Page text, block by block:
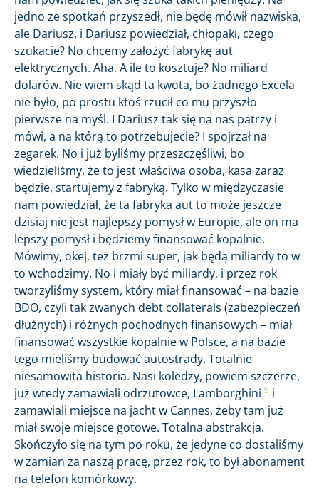
jedno ze spotkań przyszedł, nie będę mówił nazwiska,
ale Dariusz, i Dariusz powiedział, chłopaki, czego
szukacie? No chcemy założyć fabrykę aut
elektrycznych. Aha. A ile to kosztuje? No miliard
dolarów. Nie wiem skąd ta kwota, bo żadnego Excela
nie było, po prostu ktoś rzucił co mu przyszło
pierwsze na myśl. I Dariusz tak się na nas patrzy i
mówi, a na którą to potrzebujecie? I spojrzał na
zegarek. No i już byliśmy przeszczęśliwi, bo
wiedzieliśmy, że to jest właściwa osoba, kasa zaraz
będzie, startujemy z fabryką. Tylko w międzyczasie
nam powiedział, że ta fabryka aut to może jeszcze
dzisiaj nie jest najlepszy pomysł w Europie, ale on ma
lepszy pomysł i będziemy finansować kopalnie.
Mówimy, okej, też brzmi super, jak będą miliardy to w
to wchodzimy. No i miały być miliardy, i przez rok
tworzyliśmy system, który miał finansować – na bazie
BDO, czyli tak zwanych debt collaterals (zabezpieczeń
dłużnych) i różnych pochodnych finansowych – miał
finansować wszystkie kopalnie w Polsce, a na bazie
tego mieliśmy budować autostrady. Totalnie
niesamowita historia. Nasi koledzy, powiem szczerze,
już wtedy zamawiali odrzutowce, Lamborghini 9 i
zamawiali miejsce na jacht w Cannes, żeby tam już
miał swoje miejsce gotowe. Totalna abstrakcja.
Skończyło się na tym po roku, że jedyne co dostaliśmy
w zamian za naszą pracę, przez rok, to był abonament
na telefon komórkowy.